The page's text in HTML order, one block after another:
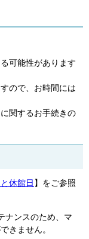
可能性があります
ので、お時間には
関するお手続きの
休館日 】をご参照
ナンスのため、マ
きません。